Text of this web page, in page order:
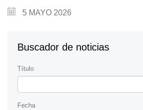
5 MAYO 2026
Buscador de noticias
Título
Fecha